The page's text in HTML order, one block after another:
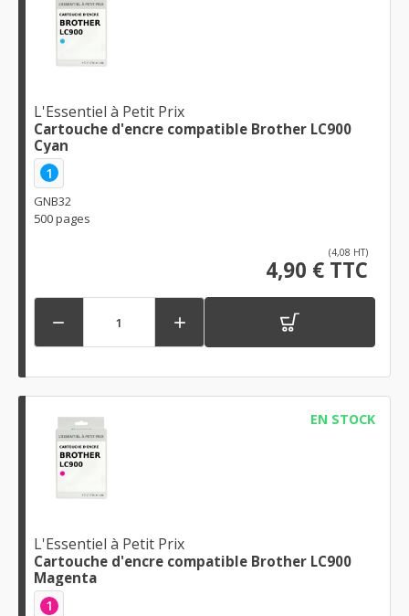
L'Essentiel à Petit Prix
Cartouche d'encre compatible Brother LC900
Cyan
1
GNB32
500 pages
(4,08 HT)
4,90 € TTC
 
EN STOCK
L'Essentiel à Petit Prix
Cartouche d'encre compatible Brother LC900
Magenta
1